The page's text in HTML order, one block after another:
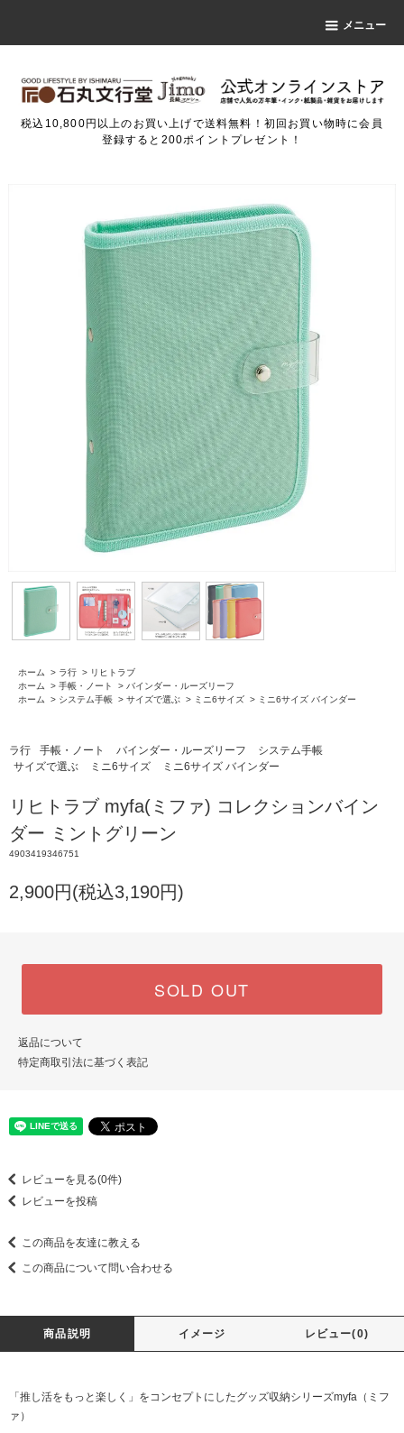
メニュー
税込10,800円以上のお買い上げで送料無料！初回お買い物時に会員
登録すると200ポイントプレゼント！
ホーム > ラ行 > リヒトラブ
ホーム
> 手帳・ノート > バインダー・ルーズリーフ
ホーム
> システム手帳 > サイズで選ぶ > ミニ6サイズ > ミニ6サイズ バインダー
ラ行 手帳・ノート バインダー・ルーズリーフ
システム手帳
サイズで選ぶ
ミニ6サイズ ミニ6サイズ バインダー
リヒトラブ myfa(ミファ) コレクションバイン
ダー ミントグリーン
4903419346751
2,900円(税込3,190円)
SOLD OUT
返品について
特定商取引法に基づく表記
レビューを見る(0件)
レビューを投稿
この商品を友達に教える
この商品について問い合わせる
商品説明 イメージ レビュー(0)
「推し活をもっと楽しく」をコンセプトにしたグッズ収納シリーズmyfa（ミフ
ァ）